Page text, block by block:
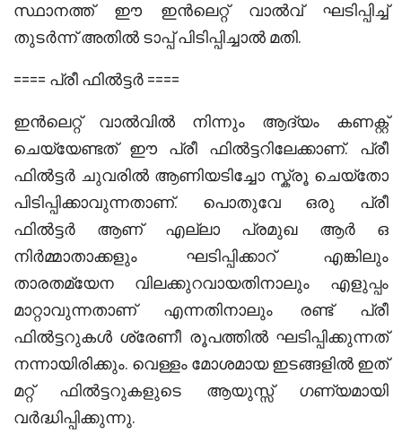
സ്ഥാനത്ത് ഈ ഇൻലെറ്റ് വാൽവ് ഘടിപ്പിച്ച്
തുടർന്ന് അതിൽ ടാപ്പ് പിടിപ്പിച്ചാൽ മതി.
==== പ്രീ ഫിൽട്ടർ ====
ഇൻലെറ്റ് വാൽവിൽ നിന്നും ആദ്യം കണക്റ്റ്
ചെയ്യേണ്ടത് ഈ പ്രീ ഫിൽട്ടറിലേക്കാണ്. പ്രീ
ഫിൽട്ടർ ചുവരിൽ ആണിയടിച്ചോ സ്ക്രൂ ചെയ്തോ
പിടിപ്പിക്കാവുന്നതാണ്. പൊതുവേ ഒരു പ്രീ
ഫിൽട്ടർ ആണ് എല്ലാ പ്രമുഖ ആർ ഒ
നിർമ്മാതാക്കളും ഘടിപ്പിക്കാറ് എങ്കിലും
താരതമ്യേന വിലക്കുറവായതിനാലും എളുപ്പം
‌മാറ്റാവുന്നതാണ് എന്നതിനാലും രണ്ട് പ്രീ
ഫിൽട്ടറുകൾ ശ്രേണീ രൂപത്തിൽ ഘടിപ്പിക്കുന്നത്
നന്നായിരിക്കും. വെള്ളം മോശമായ ഇടങ്ങളിൽ ഇത്
മറ്റ് ഫിൽട്ടറുകളുടെ ആയുസ്സ് ഗണ്യമായി
വർദ്ധിപ്പിക്കുന്നു.